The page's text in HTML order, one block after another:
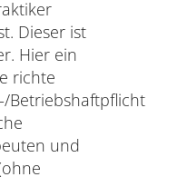
Dieser ist
Hier ein
richte
Betriebshaftpflicht
und